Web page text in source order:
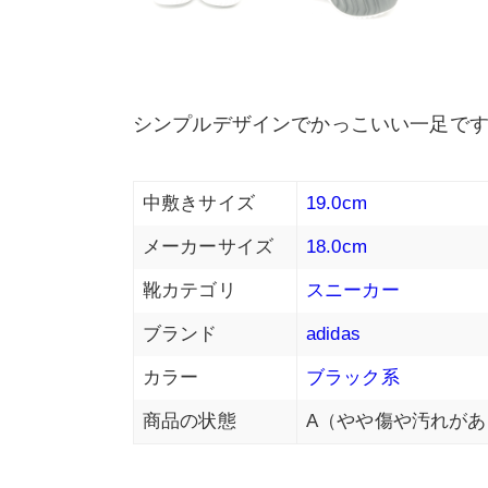
シンプルデザインでかっこいい一足です
中敷きサイズ 19.0cm
メーカーサイズ 18.0cm
靴カテゴリ スニーカー
ブランド adidas
カラー ブラック系
商品の状態 A（やや傷や汚れが